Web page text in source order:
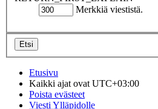
Merkkiä viestistä.
Etusivu
Kaikki ajat ovat UTC+03:00
Poista evästeet
Viesti Ylläpidolle